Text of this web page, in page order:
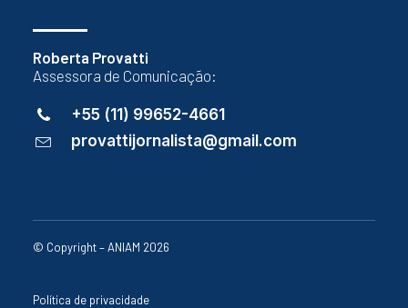
Roberta Provatti
Assessora de Comunicação:
+55 (11) 99652-4661
provattijornalista@gmail.com
© Copyright – ANIAM 2026
Política de privacidade